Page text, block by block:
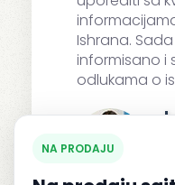
Ishrana.
informisano i
odlukama o
NA PRODAJU